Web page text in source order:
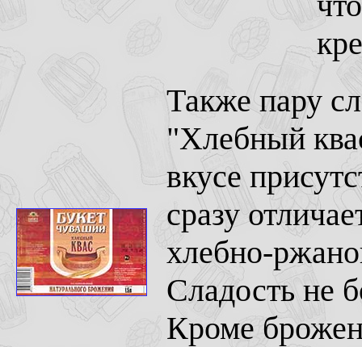
Также пару
"Хлебный
вкусе
сразу
хлебно-
Сладость не
Кроме